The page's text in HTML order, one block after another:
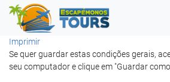
Imprimir
Se quer guardar estas condições gerais,
seu computador e clique em "Guardar